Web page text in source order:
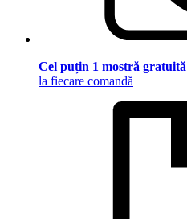
Cel puțin 1 mostră gratuită
la fiecare comandă